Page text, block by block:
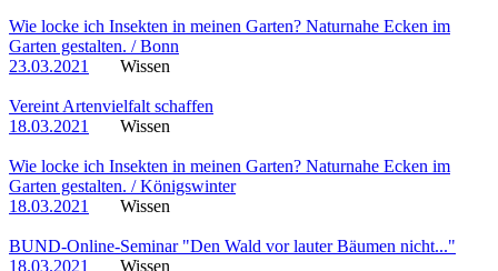
Wie locke ich Insekten in meinen Garten? Naturnahe Ecken im
Garten gestalten. / Bonn
23.03.2021
Wissen
Vereint Artenvielfalt schaffen
18.03.2021
Wissen
Wie locke ich Insekten in meinen Garten? Naturnahe Ecken im
Garten gestalten. / Königswinter
18.03.2021
Wissen
BUND-Online-Seminar "Den Wald vor lauter Bäumen nicht..."
18.03.2021
Wissen